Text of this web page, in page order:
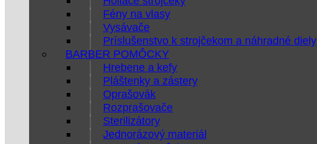
Fény na vlasy
Vysávače
Príslušenstvo k strojčekom a náhradné diely
BARBER POMÔCKY
Hrebene a kefy
Pláštenky a zástery
Oprašovák
Rozprašovače
Sterilizátory
Jednorázový materiál